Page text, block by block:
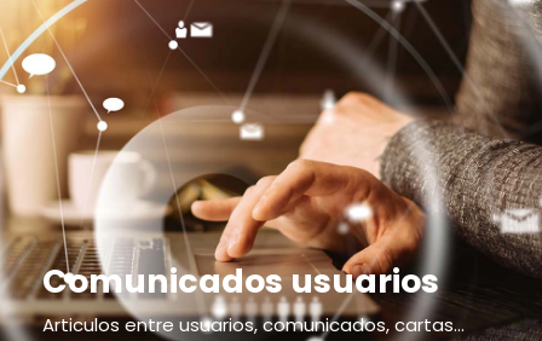
Comunicados usuarios
Articulos entre usuarios, comunicados, cartas...